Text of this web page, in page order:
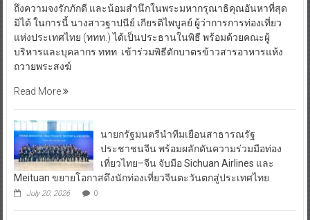
ถึงความจงรักภักดี และน้อมสำนึกในพระมหากรุณาธิคุณอันหาที่สุด
มิได้ ในการนี้ นางสาวฐาปนีย์ เกียรติไพบูลย์ ผู้ว่าการการท่องเที่ยว
แห่งประเทศไทย (ททท.) ได้เป็นประธานในพิธี พร้อมด้วยคณะผู้
บริหารและบุคลากร ททท. เข้าร่วมพิธีตักบาตรข้าวสารอาหารแห้ง
ถวายพระสงฆ์
Read More
นายกรัฐมนตรีนำทีมเยือนสาธารณรัฐ
ประชาชนจีน พร้อมผลักดันความร่วมมือท่อง
เที่ยวไทย–จีน จับมือ Sichuan Airlines และ
Meituan ขยายโอกาสดึงนักท่องเที่ยวจีนตะวันตกสู่ประเทศไทย
July 20, 2026 0